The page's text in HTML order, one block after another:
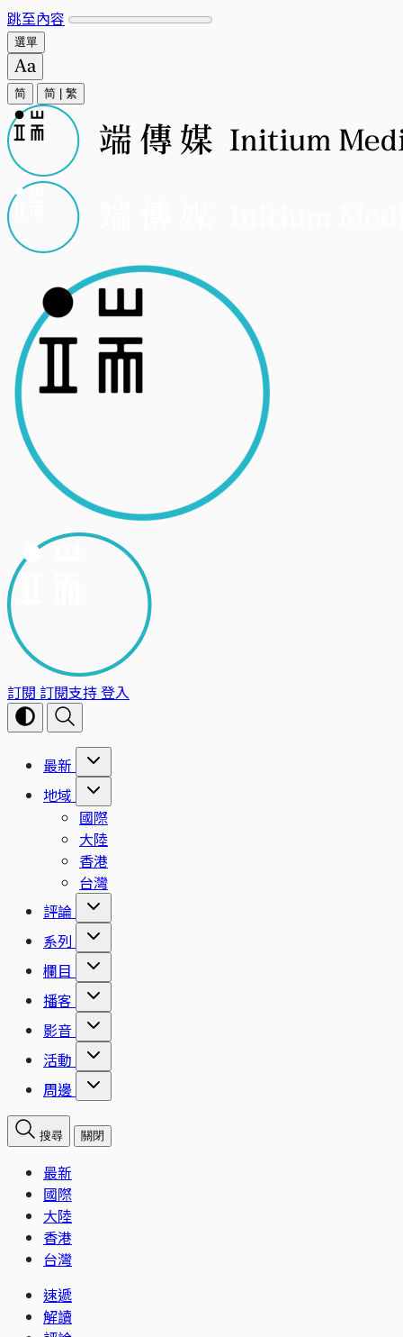
跳至內容
選單
简 简 繁
訂閱 訂閱支持登入
最新
地域
國際
大陸
香港
台灣
評論
系列
欄目
播客
影音
活動
周邊
搜尋 關閉
最新
國際
大陸
香港
台灣
速遞
解讀